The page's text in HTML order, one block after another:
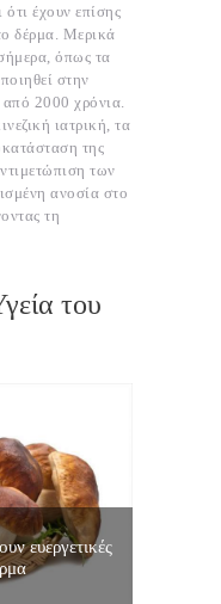
έχουν επίσης
δέρμα. Μερικά
όπως τα
στην
από 2000 χρόνια.
ιατρική, τα
της
των
ανοσία στο
τη
του
ευεργετικές